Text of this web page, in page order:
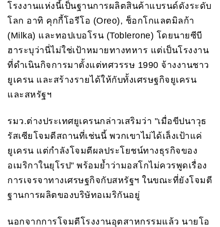
โรงงานแห่งนี้เป็นฐานการผลิตสินค้าแบรนด์ดังระดับ
โลก อาทิ คุกกี้โอรีโอ (Oreo), ช็อกโกแลตมิลก้า
(Milka) และทอปเบอโรน (Toblerone) โดยนายซีบี
ฮาระบุว่านี่ไม่ใช่เป้าหมายทางทหาร แต่เป็นโรงงาน
ที่ดำเนินกิจการมาตั้งแต่ทศวรรษ 1990 จ้างงานชาว
ยูเครน และสร้างรายได้ให้กับทั้งเศรษฐกิจยูเครน
และสหรัฐฯ
รมว.ต่างประเทศยูเครนกล่าวเสริมว่า "เมื่อขีปนาวุธ
รัสเซียโจมตีสถานที่เช่นนี้ พวกเขาไม่ได้เล็งเป้าแค่
ยูเครน แต่กำลังโจมตีผลประโยชน์ทางธุรกิจของ
อเมริกาในยุโรป" พร้อมย้ำว่ามอสโกไม่ควรพูดเรื่อง
การเจรจาทางเศรษฐกิจกับสหรัฐฯ ในขณะที่ยังโจมตี
ฐานการผลิตของบริษัทอเมริกันอยู่
นอกจากการโจมตีโรงงานอุตสาหกรรมแล้ว นายโอ